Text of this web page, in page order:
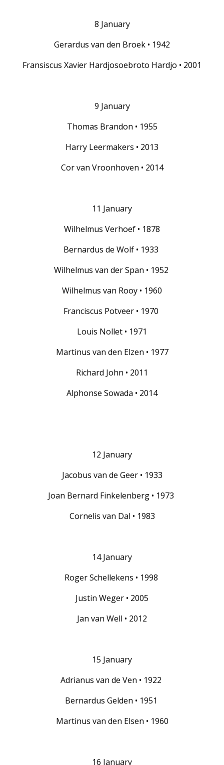
8 January
Gerardus van den Broek • 1942
Fransiscus Xavier Hardjosoebroto Hardjo • 2001
9 January
Thomas Brandon • 1955
Harry Leermakers • 2013
Cor van Vroonhoven • 2014
11 January
Wilhelmus Verhoef • 1878
Bernardus de Wolf • 1933
Wilhelmus van der Span • 1952
Wilhelmus van Rooy • 1960
Franciscus Potveer • 1970
Louis Nollet • 1971
Martinus van den Elzen • 1977
Richard John • 2011
Alphonse Sowada • 2014
12 January
Jacobus van de Geer • 1933
Joan Bernard Finkelenberg • 1973
Cornelis van Dal • 1983
14 January
Roger Schellekens • 1998
Justin Weger • 2005
Jan van Well • 2012
15 January
Adrianus van de Ven • 1922
Bernardus Gelden • 1951
Martinus van den Elsen • 1960
16 January